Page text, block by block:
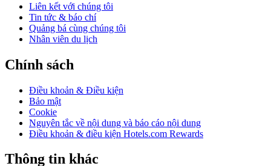
Liên kết với chúng tôi
Tin tức & báo chí
Quảng bá cùng chúng tôi
Nhân viên du lịch
Chính sách
Điều khoản & Điều kiện
Bảo mật
Cookie
Nguyên tắc về nội dung và báo cáo nội dung
Điều khoản & điều kiện Hotels.com Rewards
Thông tin khác